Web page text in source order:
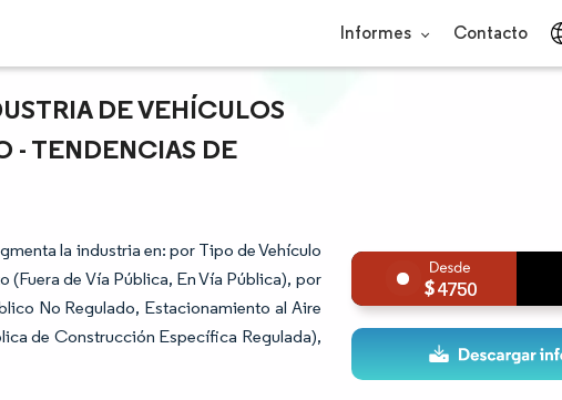
Informes Contacto
DE VEHÍCULOS
- TENDENCIAS DE
la industria en: por Tipo de Vehículo
de Vía Pública, En Vía Pública), por
No Regulado, Estacionamiento al Aire
de Construcción Específica Regulada),
4750